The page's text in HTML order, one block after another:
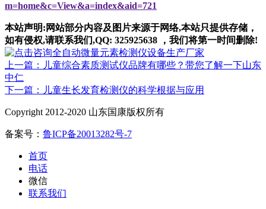
m=home&c=View&a=index&aid=721
本站声明:网站部分内容及图片来源于网络,本站只提供存储，
如有侵权,请联系我们,QQ: 325925638 ，我们将第一时间删除!
上一篇：儿童综合素质测试仪品牌有哪些？带您了解一下山东
中仁
下一篇：儿童生长发育检测仪的科学根据与应用
Copyright 2012-2020 山东国康版权所有
备案号： 鲁ICP备20013282号-7
首页
电话
微信
联系我们